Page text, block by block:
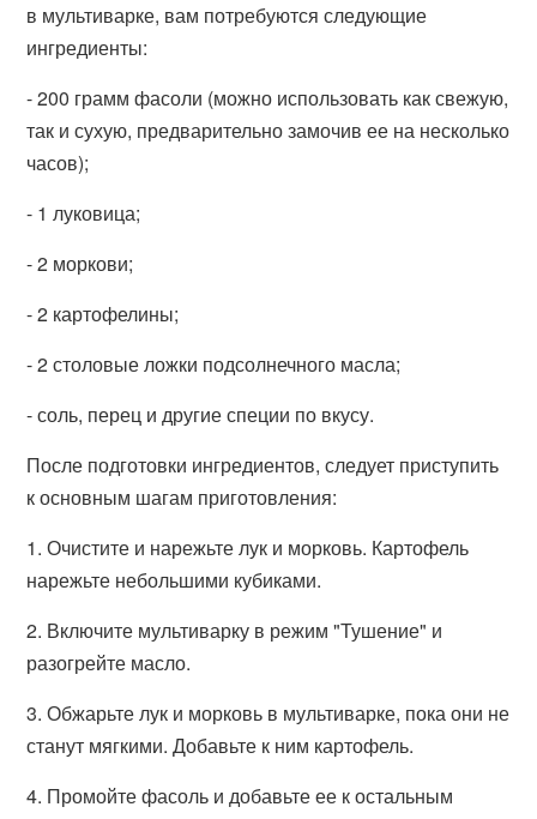
в мультиварке, вам потребуются следующие
ингредиенты:
- 200 грамм фасоли (можно использовать как свежую,
так и сухую, предварительно замочив ее на несколько
часов);
- 1 луковица;
- 2 моркови;
- 2 картофелины;
- 2 столовые ложки подсолнечного масла;
- соль, перец и другие специи по вкусу.
После подготовки ингредиентов, следует приступить
к основным шагам приготовления:
1. Очистите и нарежьте лук и морковь. Картофель
нарежьте небольшими кубиками.
2. Включите мультиварку в режим "Тушение" и
разогрейте масло.
3. Обжарьте лук и морковь в мультиварке, пока они не
станут мягкими. Добавьте к ним картофель.
4. Промойте фасоль и добавьте ее к остальным